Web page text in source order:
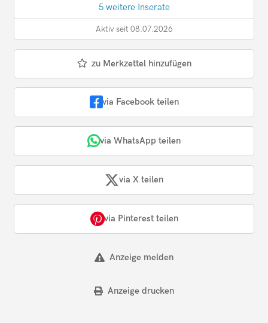
5 weitere Inserate
Aktiv seit 08.07.2026
zu Merkzettel hinzufügen
via Facebook teilen
via WhatsApp teilen
via X teilen
via Pinterest teilen
Anzeige melden
Anzeige drucken